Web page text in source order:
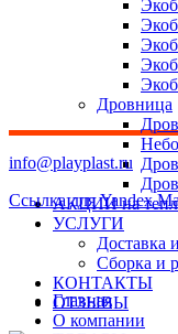
Дровница
АКЦИИ на
УСЛУГИ
Доставка
Сборка и
КОНТАКТЫ
ОТЗЫВЫ
info@playplast.ru
Ссылка для Yandex
Главная
О компании